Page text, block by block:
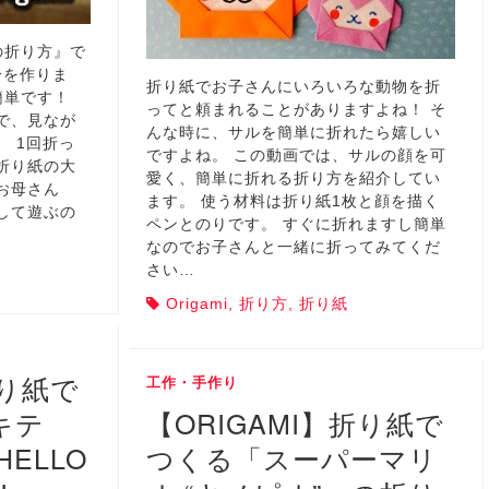
り方』で
作りま
です！
、見なが
1回折っ
り紙の大
母さん
て遊ぶの
折り紙でお子さんにいろいろな動物を折
ってと頼まれることがありますよね！ そ
んな時に、サルを簡単に折れたら嬉しい
ですよね。 この動画では、サルの顔を可
愛く、簡単に折れる折り方を紹介してい
ます。 使う材料は折り紙1枚と顔を描く
ペンとのりです。 すぐに折れますし簡単
なのでお子さんと一緒に折ってみてくだ
さい…
Origami, 折り方, 折り紙
紙で
テ
工作・手作り
【ORIGAMI】折り紙で
つくる「スーパーマリ